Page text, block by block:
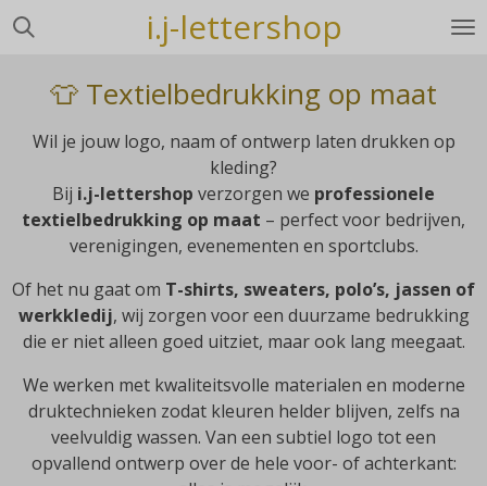
Ga
i.j-lettershop
👕 Textielbedrukking op maat
Wil je jouw logo, naam of ontwerp laten drukken op
kleding?
Bij i.j-lettershop verzorgen we professionele
textielbedrukking op maat – perfect voor bedrijven,
verenigingen, evenementen en sportclubs.
Of het nu gaat om T-shirts, sweaters, polo’s, jassen of
werkkledij, wij zorgen voor een duurzame bedrukking
die er niet alleen goed uitziet, maar ook lang meegaat.
We werken met kwaliteitsvolle materialen en moderne
druktechnieken zodat kleuren helder blijven, zelfs na
veelvuldig wassen. Van een subtiel logo tot een
opvallend ontwerp over de hele voor- of achterkant: